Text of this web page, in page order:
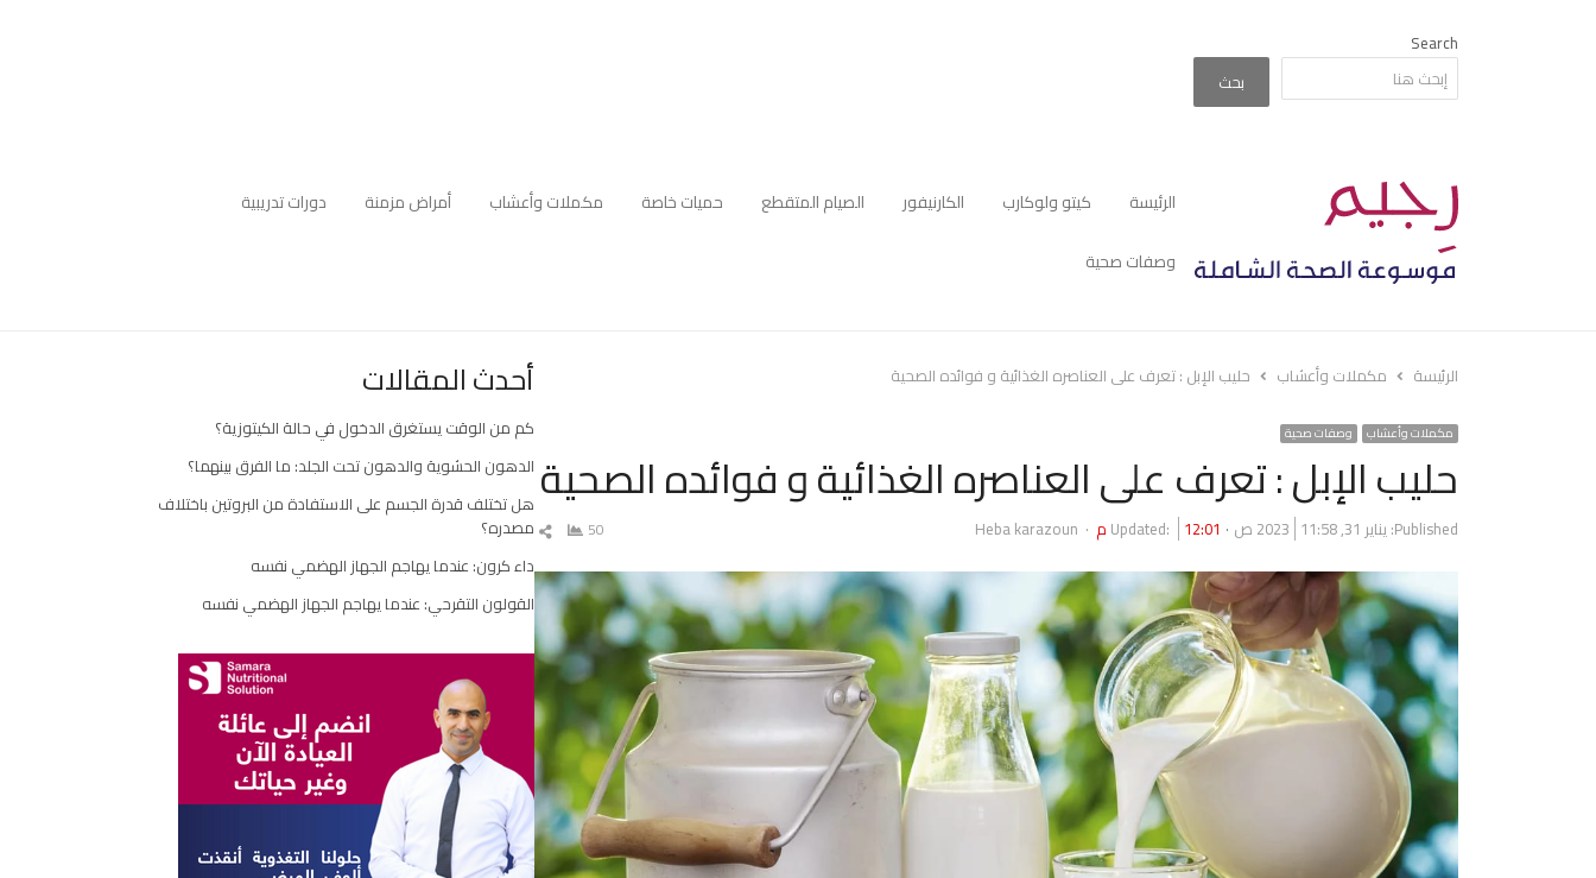
Search
بحث
الرئيسة كيتو ولوكارب الكارنيفور الصيام المتقطع حميات خاصة مكملات وأعشاب أمراض مزمنة
دورات تدريبية
وصفات صحية
الرئيسة مكملات وأعشاب حليب الإبل : تعرف على العناصره الغذائية و فوائده الصحية
مكملات وأعشاب وصفات صحية
حليب الإبل : تعرف على العناصره الغذائية و فوائده الصحية
Published: يناير 31, 2023 11:58 ص Updated: 12:01 م Author
Heba karazoun
50
شارك
المقال
أحدث المقالات
كم من الوقت يستغرق الدخول في حالة الكيتوزية؟
الدهون الحشوية والدهون تحت الجلد: ما الفرق بينهما؟
هل تختلف قدرة الجسم على الاستفادة من البروتين باختلاف
مصدره؟
داء كرون: عندما يهاجم الجهاز الهضمي نفسه
القولون التقرحي: عندما يهاجم الجهاز الهضمي نفسه